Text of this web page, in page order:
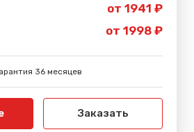
от 1941 ₽
от 1998 ₽
36 месяцев
Заказать